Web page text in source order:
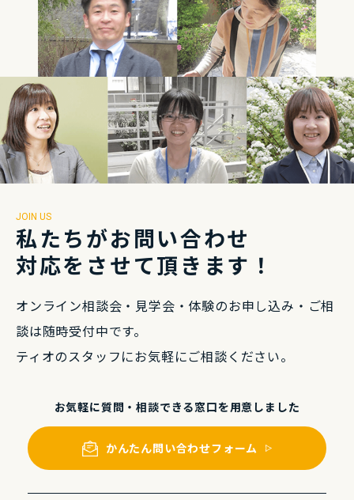
JOIN US
私たちがお問い合わせ
対応をさせて頂きます！
オンライン相談会・⾒学会・体験のお申し込み・ ご相
談は随時受付中です。
ティオのスタッフにお気軽にご相談ください。
お気軽に質問・相談できる窓⼝を⽤意しました
かんたん問い合わせフォーム